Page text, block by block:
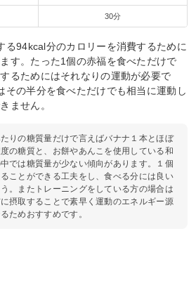
30分
る94kcal分のカロリーを消費するために
す。たった1個の赤福を食べただけで
るためにはそれなりの運動が必要で
その半分を食べただけでも相当に運動し
ません。
たりの糖質量だけで言えばバナナ１本とほぼ
の糖質と、お餅やあんこを使用している和
では糖質量が少ない傾向があります。１個
ことができる工夫をし、食べる分には良い
。またトレーニングをしている方の場合は
摂取することで素早く運動のエネルギー源
ためおすすめです。